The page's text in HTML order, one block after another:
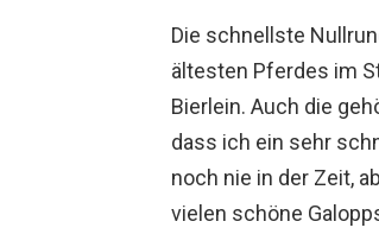
Die schnellste
ältesten Pferdes im
Bierlein. Auch die
dass ich ein sehr
noch nie in der Zeit,
vielen schöne